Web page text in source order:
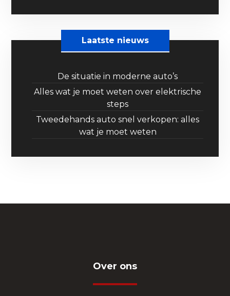
Laatste nieuws
De situatie in moderne auto’s
Alles wat je moet weten over elektrische
steps
Tweedehands auto snel verkopen: alles
wat je moet weten
Over ons